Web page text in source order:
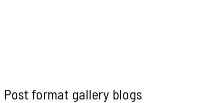
Post format gallery blogs